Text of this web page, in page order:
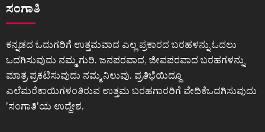
ಸಂಗಾತಿ
ಕನ್ನಡದ ಓದುಗರಿಗೆ ಉತ್ತಮವಾದ ಎಲ್ಲ ಪ್ರಕಾರದ ಬರಹಳನ್ನು ಓದಲು
ಒದಗಿಸುವುದು ನಮ್ಮ ಗುರಿ. ಜನಪರವಾದ, ಜೀವಪರವಾದ ಬರಹಗಳನ್ನು
ಮಾತ್ರ ಪ್ರಕಟಿಸುವುದು ನಮ್ಮ ನಿಲುವು. ಪ್ರತಿಭೆಯಿದ್ದೂ
ಎಲೆಮರೆಕಾಯಿಗಳಂತಿರುವ ಉತ್ತಮ ಬರಹಗಾರರಿಗೆ ವೇದಿಕೆಒದಗಿಸುವುದು
ʼಸಂಗಾತಿʼಯ ಉದ್ದೇಶ.